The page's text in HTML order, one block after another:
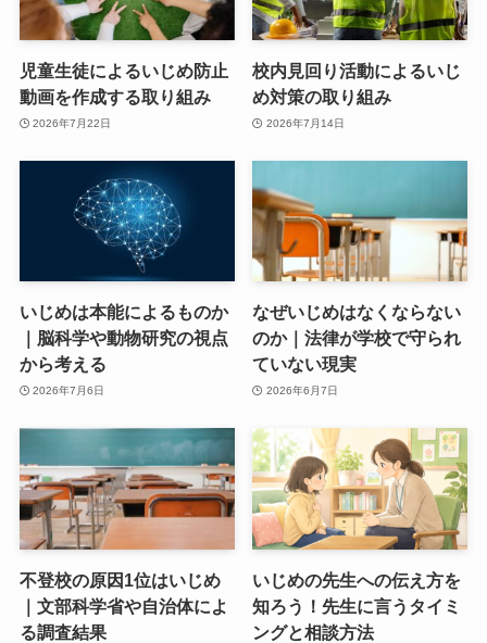
児童生徒によるいじめ防止
動画を作成する取り組み
2026年7月22日
校内見回り活動によるいじ
め対策の取り組み
2026年7月14日
いじめは本能によるものか
｜脳科学や動物研究の視点
から考える
2026年7月6日
なぜいじめはなくならない
のか｜法律が学校で守られ
ていない現実
2026年6月7日
不登校の原因1位はいじめ
｜文部科学省や自治体によ
る調査結果
いじめの先生への伝え方を
知ろう！先生に言うタイミ
ングと相談方法